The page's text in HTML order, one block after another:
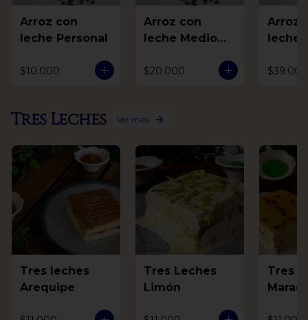
Arroz con
leche Personal
$10.000
Arroz con
leche Medio
$20.000
Arroz
leche
$39.000
Tres Leches Ver más
Tres leches
Arequipe
Tres Leches
Limón
Tres